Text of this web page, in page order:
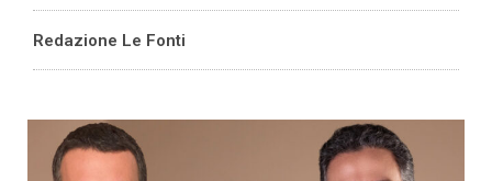
Redazione Le Fonti